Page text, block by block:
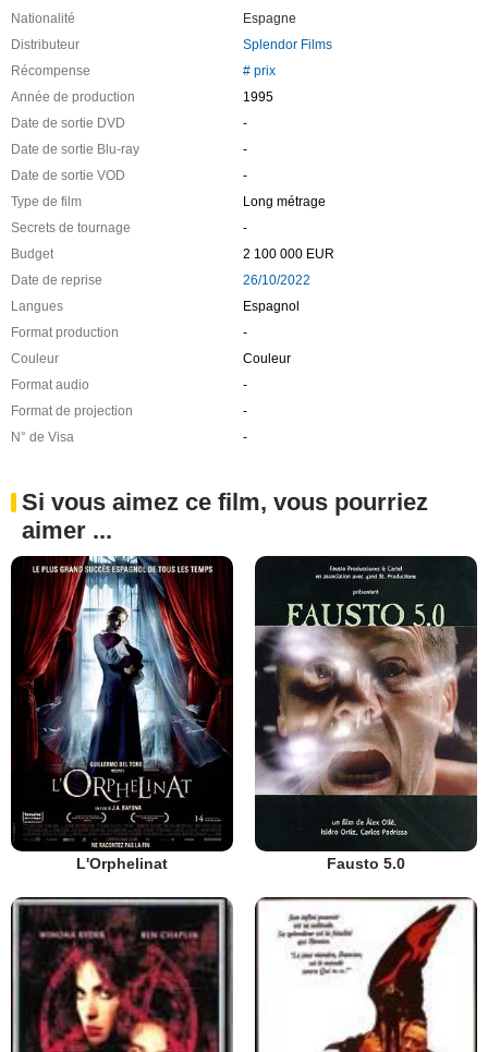
Nationalité
Espagne
Distributeur
Splendor Films
Récompense
# prix
Année de production
1995
Date de sortie DVD
-
Date de sortie Blu-ray
-
Date de sortie VOD
-
Type de film
Long métrage
Secrets de tournage
-
Budget
2 100 000 EUR
Date de reprise
26/10/2022
Langues
Espagnol
Format production
-
Couleur
Couleur
Format audio
-
Format de projection
-
N° de Visa
-
Si vous aimez ce film, vous pourriez
aimer ...
L'Orphelinat Fausto 5.0